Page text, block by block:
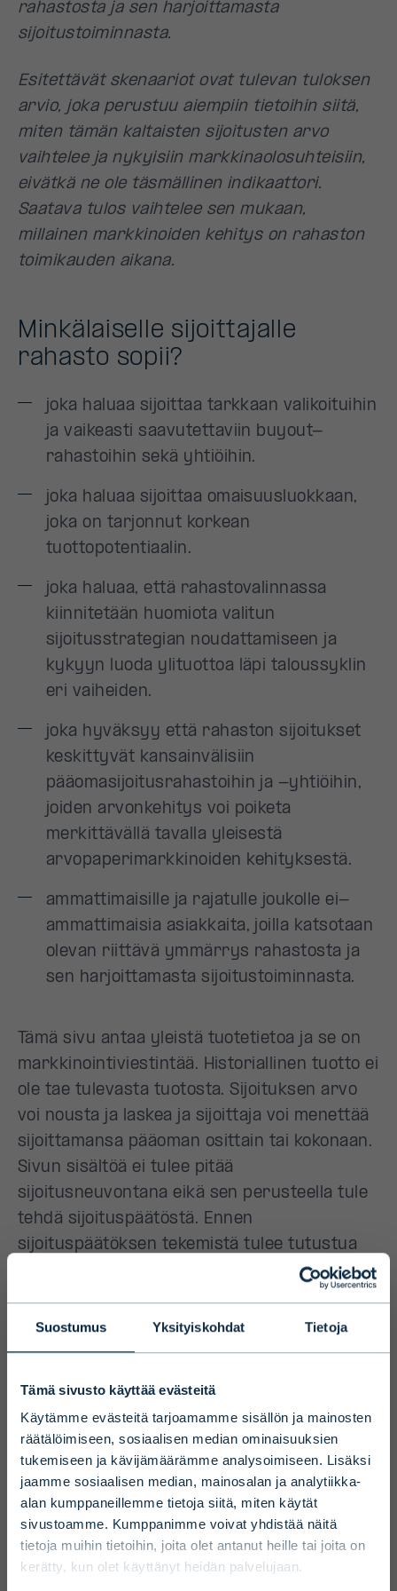
Suostumus Yksityiskohdat Tietoja
Tämä sivusto käyttää evästeitä
Käytämme evästeitä tarjoamamme sisällön ja mainosten
räätälöimiseen, sosiaalisen median ominaisuuksien
tukemiseen ja kävijämäärämme analysoimiseen. Lisäksi
jaamme sosiaalisen median, mainosalan ja analytiikka-
alan kumppaneillemme tietoja siitä, miten käytät
sivustoamme. Kumppanimme voivat yhdistää näitä
tietoja muihin tietoihin, joita olet antanut heille tai joita on
kerätty, kun olet käyttänyt heidän palvelujaan.
rahastosta ja sen harjoittamasta
sijoitustoiminnasta.
Esitettävät skenaariot ovat tulevan tuloksen
arvio, joka perustuu aiempiin tietoihin siitä,
miten tämän kaltaisten sijoitusten arvo
vaihtelee ja nykyisiin markkinaolosuhteisiin,
eivätkä ne ole täsmällinen indikaattori.
Saatava tulos vaihtelee sen mukaan,
millainen markkinoiden kehitys on rahaston
toimikauden aikana.
Minkälaiselle sijoittajalle
rahasto sopii?
joka haluaa sijoittaa tarkkaan valikoituihin
ja vaikeasti saavutettaviin buyout-
rahastoihin sekä yhtiöihin.
joka haluaa sijoittaa omaisuusluokkaan,
joka on tarjonnut korkean
tuottopotentiaalin.
joka haluaa, että rahastovalinnassa
kiinnitetään huomiota valitun
sijoitusstrategian noudattamiseen ja
kykyyn luoda ylituottoa läpi taloussyklin
eri vaiheiden.
joka hyväksyy että rahaston sijoitukset
keskittyvät kansainvälisiin
pääomasijoitusrahastoihin ja -yhtiöihin,
joiden arvonkehitys voi poiketa
merkittävällä tavalla yleisestä
arvopaperimarkkinoiden kehityksestä.
ammattimaisille ja rajatulle joukolle ei-
ammattimaisia asiakkaita, joilla katsotaan
olevan riittävä ymmärrys rahastosta ja
sen harjoittamasta sijoitustoiminnasta.
Tämä sivu antaa yleistä tuotetietoa ja se on
markkinointiviestintää. Historiallinen tuotto ei
ole tae tulevasta tuotosta. Sijoituksen arvo
voi nousta ja laskea ja sijoittaja voi menettää
sijoittamansa pääoman osittain tai kokonaan.
Sivun sisältöä ei tulee pitää
sijoitusneuvontana eikä sen perusteella tule
tehdä sijoituspäätöstä. Ennen
sijoituspäätöksen tekemistä tulee tutustua
rahaston lakisääteisiin dokumentteihin,
saatavilla sijoitusta harkitseville Evlistä.
Evli Private Equity IV Ky
Juridinen rakenne
Suomalainen
kommandiittiyhtiö, suljettu
rahasto
Vaihtoehtorahastonhoitaja
(AIFM)
Evli-Rahastoyhtiö Oy
sijoittajat
Pitkän sijoitushorisontin ja korkean
riskin vuoksi Evlin vaihtoehtoiset
sijoitusrahastot on tarkoitettu
ammattimaisille ja rajoitetulle joukolle ei-
ammattimaisia asiakkaita, jotka tekevät
vähintään 100 000 euron sijoituksen ja